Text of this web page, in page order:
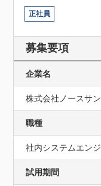
正社員
募集要項
企業名
株式会社ノースサ
職種
社内システムエン
試用期間